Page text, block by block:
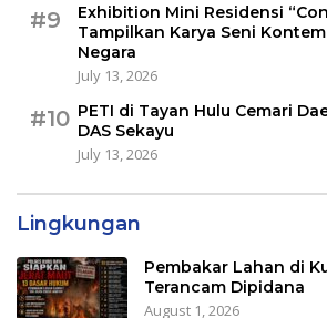
#9
Exhibition Mini Residensi
Tampilkan Karya Seni
Negara
July 13, 2026
#10 PETI di Tayan Hulu Cemari
DAS Sekayu
July 13, 2026
Lingkungan
Pembakar Lahan di
Terancam Dipidana
August 1, 2026